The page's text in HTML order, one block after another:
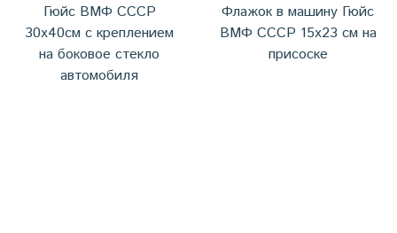
Гюйс ВМФ СССР
30х40см с креплением
на боковое стекло
автомобиля
Флажок в машину Гюйс
ВМФ СССР 15х23 см на
присоске